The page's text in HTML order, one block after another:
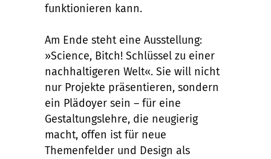
funktionieren kann.
Am Ende steht eine Ausstellung:
»Science, Bitch! Schlüssel zu einer
nachhaltigeren Welt«. Sie will nicht
nur Projekte präsentieren, sondern
ein Plädoyer sein – für eine
Gestaltungslehre, die neugierig
macht, offen ist für neue
Themenfelder und Design als